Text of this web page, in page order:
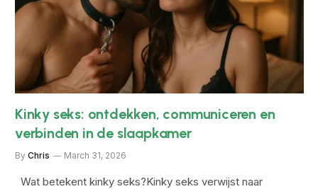
Kinky seks: ontdekken, communiceren en
verbinden in de slaapkamer
By Chris March 31, 2026
Wat betekent kinky seks?Kinky seks verwijst naar